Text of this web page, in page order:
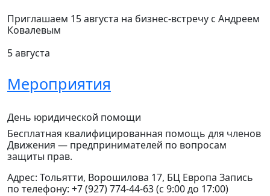
Приглашаем 15 августа на бизнес-встречу с Андреем
Ковалевым
5 августа
Мероприятия
День юридической помощи
Бесплатная квалифицированная помощь для членов
Движения — предпринимателей по вопросам
защиты прав.
Адрес: Тольятти, Ворошилова 17, БЦ Европа Запись
по телефону: +7 (927) 774-44-63 (с 9:00 до 17:00)